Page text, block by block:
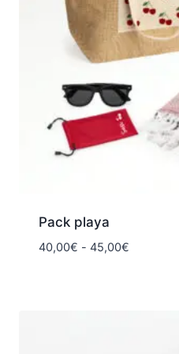
Pack playa
40,00€ - 45,00€Rango